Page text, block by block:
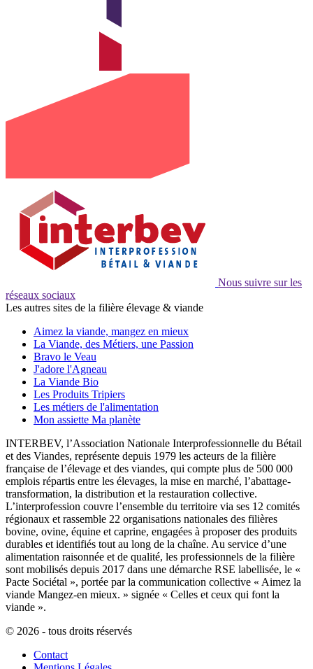
Nous suivre sur les
réseaux sociaux
Les autres sites de la filière élevage & viande
Aimez la viande, mangez en mieux
La Viande, des Métiers, une Passion
Bravo le Veau
J'adore l'Agneau
La Viande Bio
Les Produits Tripiers
Les métiers de l'alimentation
Mon assiette Ma planète
INTERBEV, l’Association Nationale Interprofessionnelle du Bétail
et des Viandes, représente depuis 1979 les acteurs de la filière
française de l’élevage et des viandes, qui compte plus de 500 000
emplois répartis entre les élevages, la mise en marché, l’abattage-
transformation, la distribution et la restauration collective.
L’interprofession couvre l’ensemble du territoire via ses 12 comités
régionaux et rassemble 22 organisations nationales des filières
bovine, ovine, équine et caprine, engagées à proposer des produits
durables et identifiés tout au long de la chaîne. Au service d’une
alimentation raisonnée et de qualité, les professionnels de la filière
sont mobilisés depuis 2017 dans une démarche RSE labellisée, le «
Pacte Sociétal », portée par la communication collective « Aimez la
viande Mangez-en mieux. » signée « Celles et ceux qui font la
viande ».
© 2026 - tous droits réservés
Contact